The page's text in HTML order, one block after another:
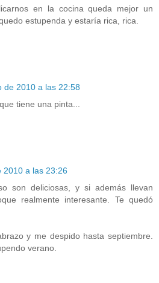
en la cocina queda mejor un
estupenda y estaría rica, rica.
de 2010 a las 22:58
tiene una pinta...
2010 a las 23:26
son deliciosas, y si además llevan
realmente interesante. Te quedó
y me despido hasta septiembre.
verano.